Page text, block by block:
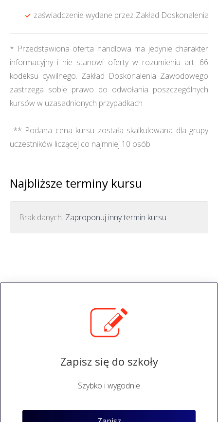
zaświadczenie wydane przez Zakład Doskonalenia
* Przedstawiona oferta handlowa ma jedynie charakter
informacyjny i nie stanowi oferty w rozumieniu art. 66
kodeksu cywilnego. Zakład Doskonalenia Zawodowego
zastrzega sobie prawo do odwołania poszczególnych
kursów w uzasadnionych przypadkach
** Podana cena kursu została skalkulowana dla grupy
uczestników liczącej co najmniej 10 osób
Najbliższe terminy kursu
Brak danych. Zaproponuj inny termin kursu
Zapisz się do szkoły
Szybko i wygodnie